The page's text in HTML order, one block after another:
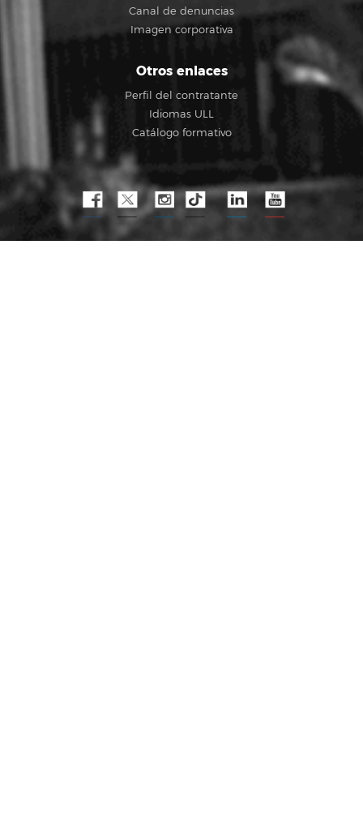
Canal de denuncias
Imagen corporativa
Otros enlaces
Perfil del contratante
Idiomas ULL
Catálogo formativo